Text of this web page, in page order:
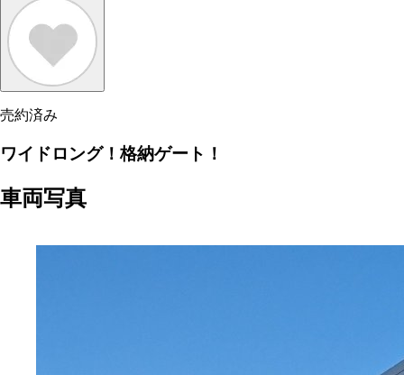
売約済み
ワイドロング！格納ゲート！
車両写真